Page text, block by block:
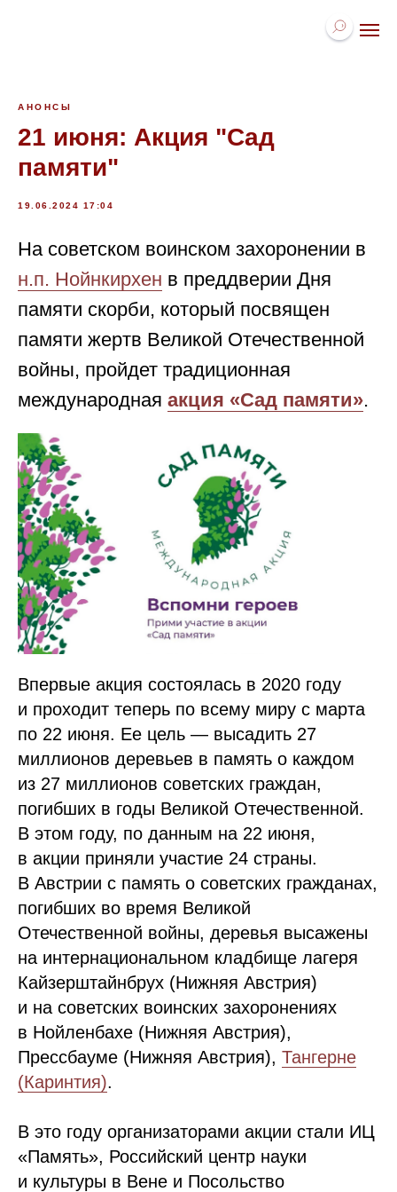
АНОНСЫ
21 июня: Акция "Сад
памяти"
19.06.2024 17:04
На советском воинском захоронении в
н.п. Нойнкирхен в преддверии Дня
памяти скорби, который посвящен
памяти жертв Великой Отечественной
войны, пройдет традиционная
международная акция «Сад памяти».
Впервые акция состоялась в 2020 году
и проходит теперь по всему миру с марта
по 22 июня. Ее цель — высадить 27
миллионов деревьев в память о каждом
из 27 миллионов советских граждан,
погибших в годы Великой Отечественной.
В этом году, по данным на 22 июня,
в акции приняли участие 24 страны.
В Австрии с память о советских гражданах,
погибших во время Великой
Отечественной войны, деревья высажены
на интернациональном кладбище лагеря
Кайзерштайнбрух (Нижняя Австрия)
и на советских воинских захоронениях
в Нойленбахе (Нижняя Австрия),
Прессбауме (Нижняя Австрия), Тангерне
(Каринтия).
В это году организаторами акции стали ИЦ
«Память», Российский центр науки
и культуры в Вене и Посольство